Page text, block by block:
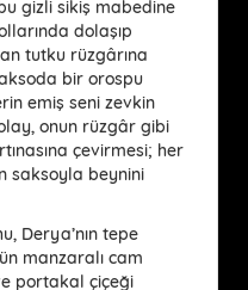
gizli sikiş mabedine
dolaşıp
tutku rüzgârına
bir orospu
emiş seni zevkin
onun rüzgâr gibi
çevirmesi; her
saksoyla beynini
Derya’nın tepe
manzaralı cam
portakal çiçeği